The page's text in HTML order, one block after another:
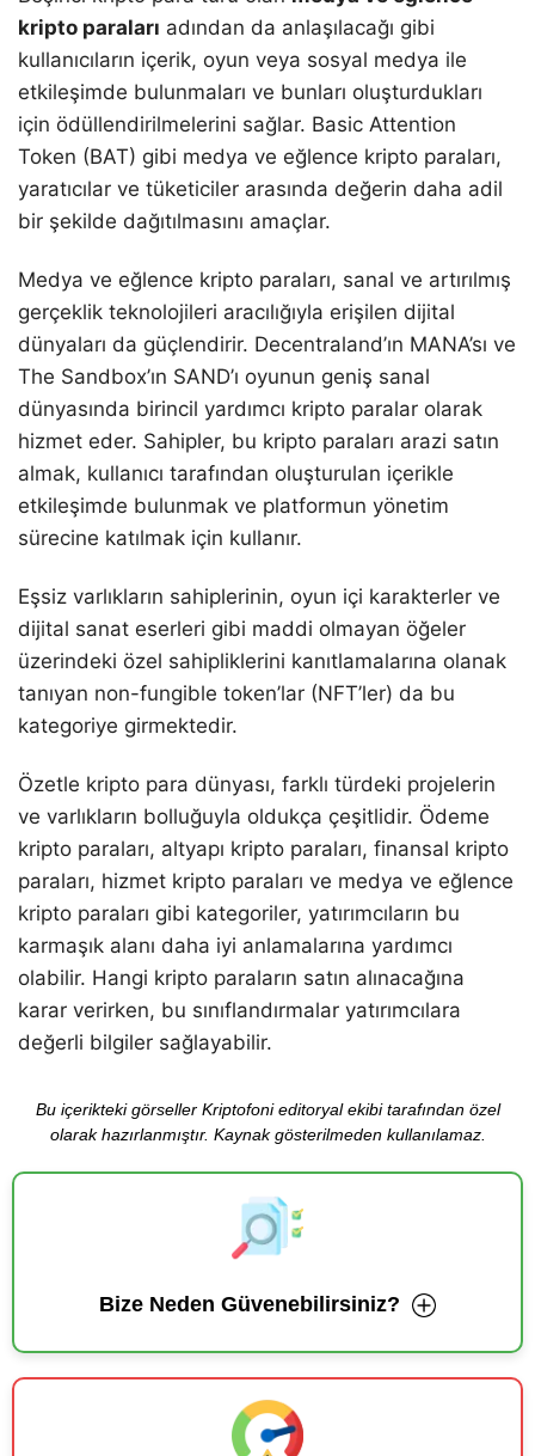
kripto paraları adından da anlaşılacağı gibi
kullanıcıların içerik, oyun veya sosyal medya ile
etkileşimde bulunmaları ve bunları oluşturdukları
için ödüllendirilmelerini sağlar. Basic Attention
Token (BAT) gibi medya ve eğlence kripto paraları,
yaratıcılar ve tüketiciler arasında değerin daha adil
bir şekilde dağıtılmasını amaçlar.
Medya ve eğlence kripto paraları, sanal ve artırılmış
gerçeklik teknolojileri aracılığıyla erişilen dijital
dünyaları da güçlendirir. Decentraland’ın MANA’sı ve
The Sandbox’ın SAND’ı oyunun geniş sanal
dünyasında birincil yardımcı kripto paralar olarak
hizmet eder. Sahipler, bu kripto paraları arazi satın
almak, kullanıcı tarafından oluşturulan içerikle
etkileşimde bulunmak ve platformun yönetim
sürecine katılmak için kullanır.
Eşsiz varlıkların sahiplerinin, oyun içi karakterler ve
dijital sanat eserleri gibi maddi olmayan öğeler
üzerindeki özel sahipliklerini kanıtlamalarına olanak
tanıyan non-fungible token’lar (NFT’ler) da bu
kategoriye girmektedir.
Özetle kripto para dünyası, farklı türdeki projelerin
ve varlıkların bolluğuyla oldukça çeşitlidir. Ödeme
kripto paraları, altyapı kripto paraları, finansal kripto
paraları, hizmet kripto paraları ve medya ve eğlence
kripto paraları gibi kategoriler, yatırımcıların bu
karmaşık alanı daha iyi anlamalarına yardımcı
olabilir. Hangi kripto paraların satın alınacağına
karar verirken, bu sınıflandırmalar yatırımcılara
değerli bilgiler sağlayabilir.
Bu içerikteki görseller Kriptofoni editoryal ekibi tarafından özel
olarak hazırlanmıştır. Kaynak gösterilmeden kullanılamaz.
Bize Neden Güvenebilirsiniz?